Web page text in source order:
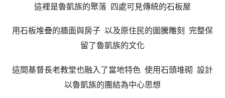
這裡是魯凱族的聚落 四處可見傳統的石板屋
用石板堆疊的牆面與房子 以及原住民的圖騰雕刻 完整保
留了魯凱族的文化
這間基督長老教堂也融入了當地特色 使用石頭堆砌 設計
以魯凱族的團結為中心思想